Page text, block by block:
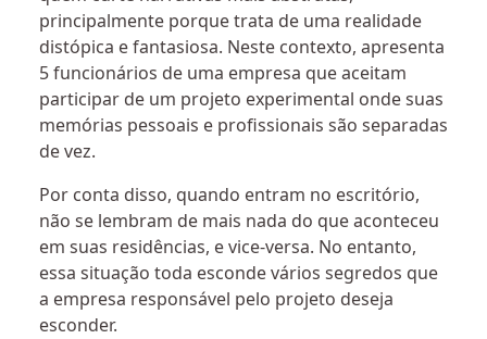
principalmente porque trata de uma realidade
distópica e fantasiosa. Neste contexto, apresenta
5 funcionários de uma empresa que aceitam
participar de um projeto experimental onde suas
memórias pessoais e profissionais são separadas
de vez.
Por conta disso, quando entram no escritório,
não se lembram de mais nada do que aconteceu
em suas residências, e vice-versa. No entanto,
essa situação toda esconde vários segredos que
a empresa responsável pelo projeto deseja
esconder.